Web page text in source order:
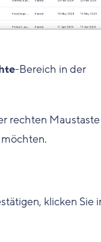
-Bereich in der
rechten
klicken Sie